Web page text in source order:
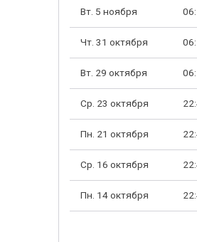
Вт. 5 ноября
Чт. 31 октября
Вт. 29 октября
Ср. 23 октября
Пн. 21 октября
Ср. 16 октября
Пн. 14 октября